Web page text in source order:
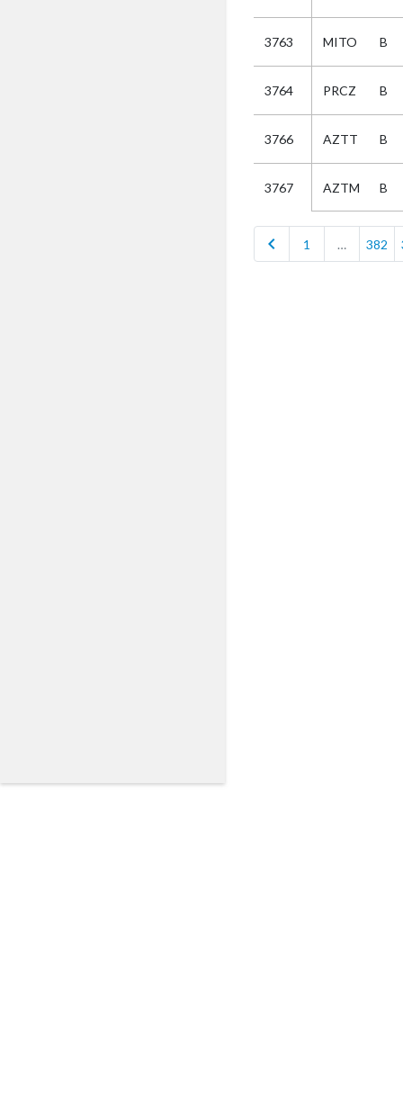
3763 MITO B
3764 PRCZ B
3766 AZTT B
3767 AZTM B
chevron_left 1 … 382